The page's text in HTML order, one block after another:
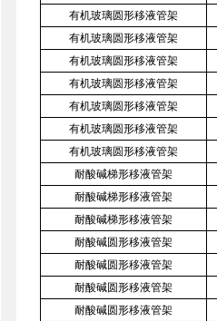
有机玻璃圆形移液管架
有机玻璃圆形移液管架
有机玻璃圆形移液管架
有机玻璃圆形移液管架
有机玻璃圆形移液管架
有机玻璃圆形移液管架
有机玻璃圆形移液管架
耐酸碱梯形移液管架
耐酸碱梯形移液管架
耐酸碱梯形移液管架
耐酸碱圆形移液管架
耐酸碱圆形移液管架
耐酸碱圆形移液管架
耐酸碱圆形移液管架